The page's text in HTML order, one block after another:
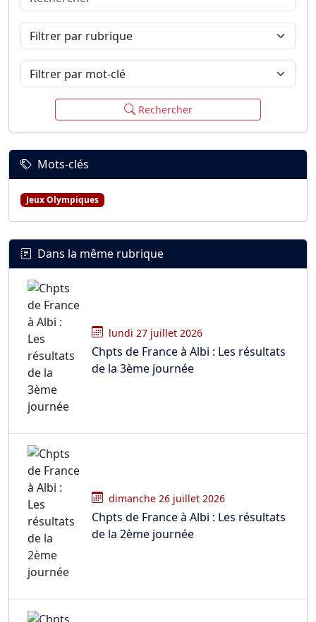
Connexion
Filtrer par rubrique
Filtrer par mot-clé
Rechercher
Mots-clés
Jeux Olympiques
Dans la même rubrique
lundi 27 juillet 2026
Chpts de France à Albi : Les résultats
de la 3ème journée
dimanche 26 juillet 2026
Chpts de France à Albi : Les résultats
de la 2ème journée